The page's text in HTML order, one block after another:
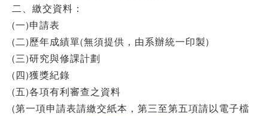
二、繳交資料 ：
(一)申請表
(二)歷年成績單(無須提供，由系辦統一印製)
(三)研究與修課計劃
(四)獲獎紀錄
(五)各項有利審查之資料
(第一項申請表請繳交紙本 ，第三至第五項請以電子檔